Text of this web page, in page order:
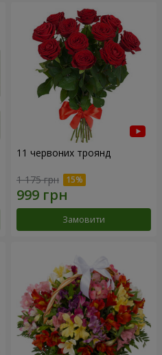
11 червоних троянд
1 175 грн
Замовити